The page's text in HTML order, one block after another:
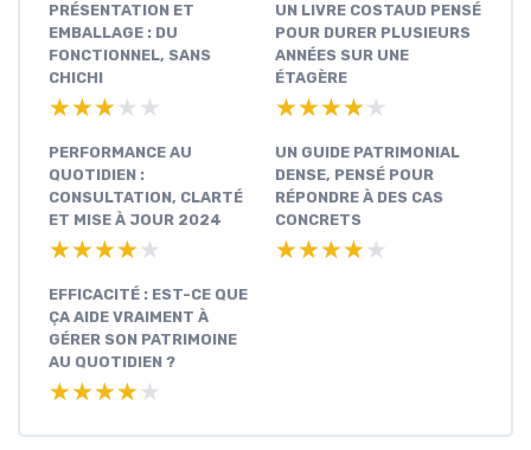
PRÉSENTATION ET
EMBALLAGE : DU
FONCTIONNEL, SANS
CHICHI
★★★★★
★★★★★
UN LIVRE COSTAUD PENSÉ
POUR DURER PLUSIEURS
ANNÉES SUR UNE
ÉTAGÈRE
★★★★★
★★★★★
PERFORMANCE AU
QUOTIDIEN :
CONSULTATION, CLARTÉ
ET MISE À JOUR 2024
★★★★★
★★★★★
UN GUIDE PATRIMONIAL
DENSE, PENSÉ POUR
RÉPONDRE À DES CAS
CONCRETS
★★★★★
★★★★★
EFFICACITÉ : EST-CE QUE
ÇA AIDE VRAIMENT À
GÉRER SON PATRIMOINE
AU QUOTIDIEN ?
★★★★★
★★★★★